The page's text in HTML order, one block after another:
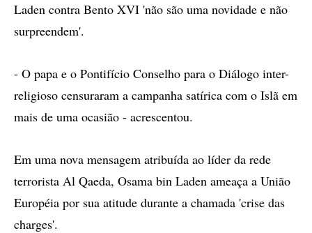
Laden contra Bento XVI 'não são uma novidade e não
surpreendem'.
- O papa e o Pontifício Conselho para o Diálogo inter-
religioso censuraram a campanha satírica com o Islã em
mais de uma ocasião - acrescentou.
Em uma nova mensagem atribuída ao líder da rede
terrorista Al Qaeda, Osama bin Laden ameaça a União
Européia por sua atitude durante a chamada 'crise das
charges'.